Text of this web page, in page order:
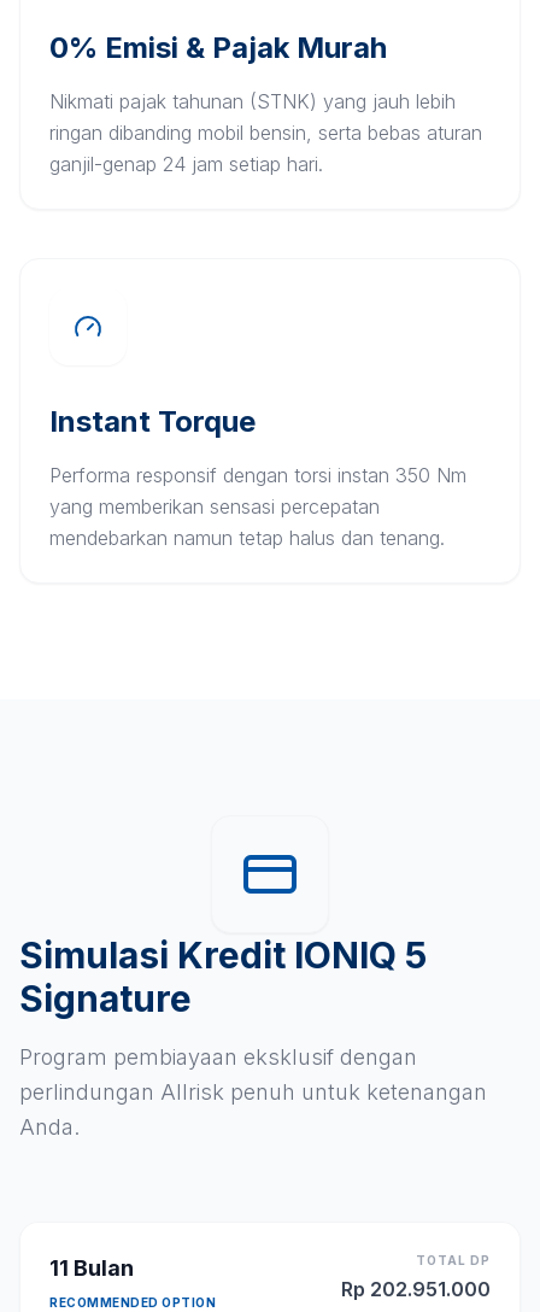
0% Emisi & Pajak Murah
Nikmati pajak tahunan (STNK) yang jauh lebih
ringan dibanding mobil bensin, serta bebas aturan
ganjil-genap 24 jam setiap hari.
Instant Torque
Performa responsif dengan torsi instan 350 Nm
yang memberikan sensasi percepatan
mendebarkan namun tetap halus dan tenang.
Simulasi Kredit IONIQ 5
Signature
Program pembiayaan eksklusif dengan
perlindungan Allrisk penuh untuk ketenangan
Anda.
11 Bulan
RECOMMENDED OPTION
TOTAL DP
Rp 202.951.000